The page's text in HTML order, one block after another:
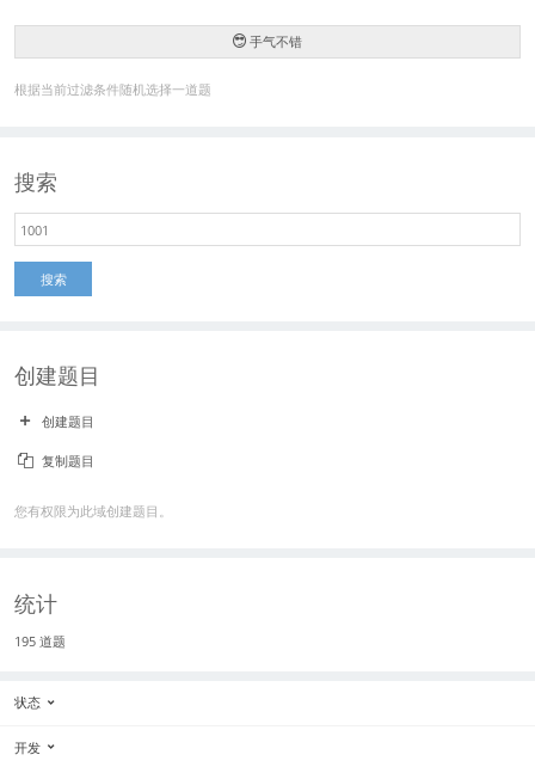
手气不错
根据当前过滤条件随机选择一道题
搜索
搜索
创建题目
创建题目
复制题目
您有权限为此域创建题目。
统计
195 道题
状态
开发